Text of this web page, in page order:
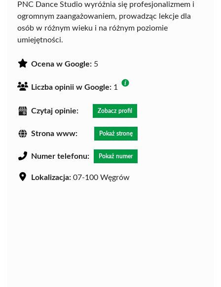
PNC Dance Studio wyróżnia się profesjonalizmem i
ogromnym zaangażowaniem, prowadząc lekcje dla
osób w różnym wieku i na różnym poziomie
umiejętności.
Ocena w Google: 5
Liczba opinii w Google: 1
Czytaj opinie: Zobacz profil
Strona www: Pokaż stronę
Numer telefonu: Pokaż numer
Lokalizacja: 07-100 Węgrów